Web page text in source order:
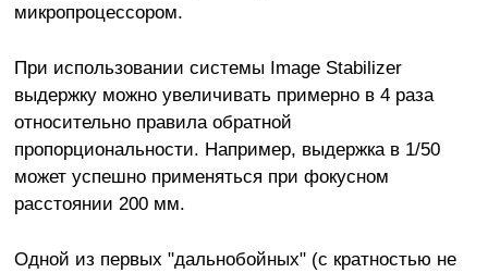
микропроцессором.
При использовании системы Image Stabilizer
выдержку можно увеличивать примерно в 4 раза
относительно правила обратной
пропорциональности. Например, выдержка в 1/50
может успешно применяться при фокусном
расстоянии 200 мм.
Одной из первых "дальнобойных" (с кратностью не